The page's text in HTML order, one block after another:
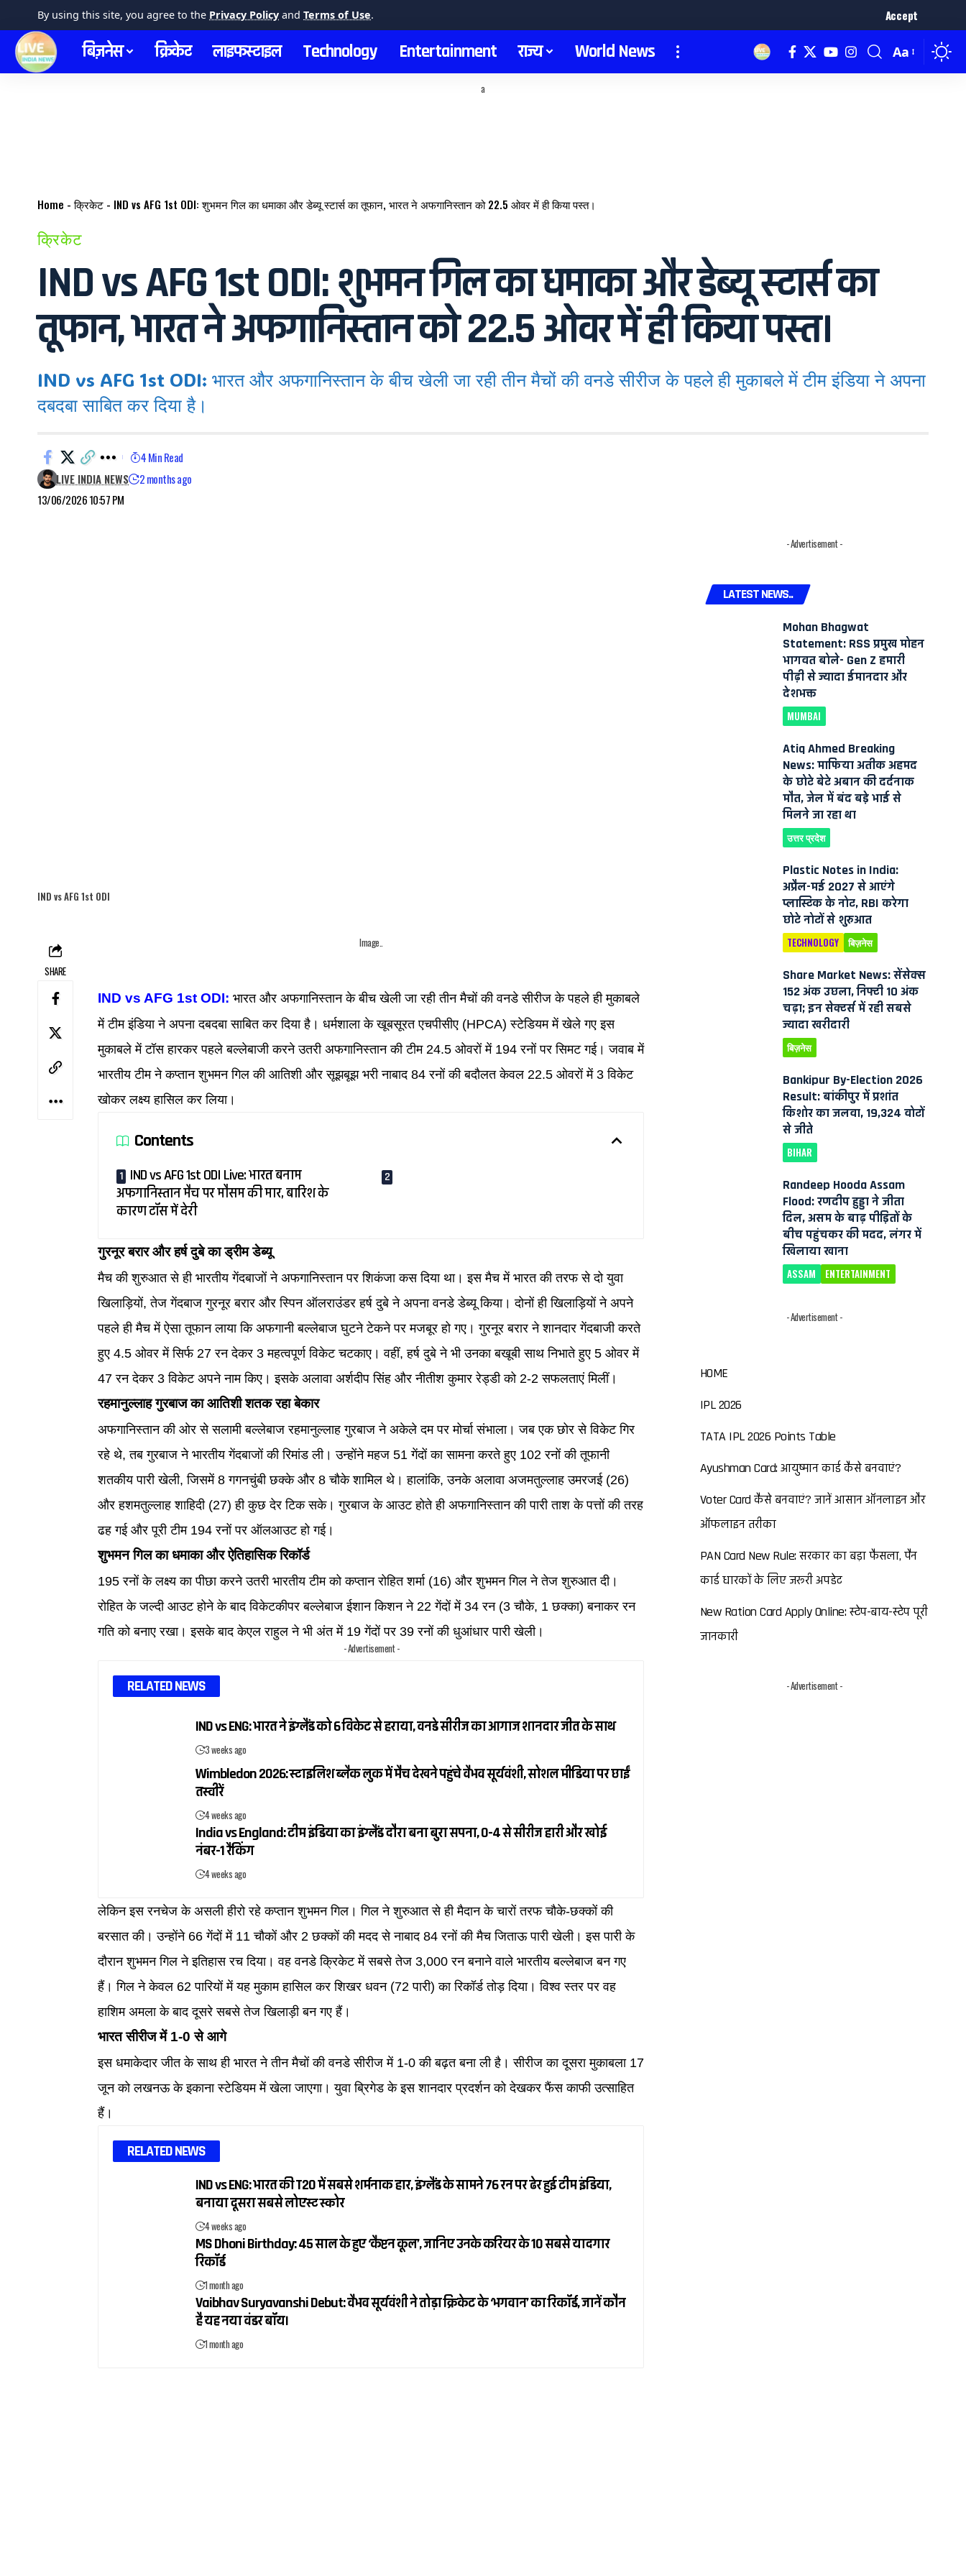
By using this site, you agree to the Privacy Policy and Terms of Use. Accept
बिज़नेस क्रिकेट लाइफस्टाइल Technology Entertainment राज्य World News Aa
a
Home -क्रिकेट - IND vs AFG 1st ODI: शुभमन गिल का धमाका और डेब्यू स्टार्स का तूफान, भारत ने अफगानिस्तान को 22.5 ओवर में ही किया पस्त।
क्रिकेट
IND vs AFG 1st ODI: शुभमन गिल का धमाका और डेब्यू स्टार्स का
तूफान, भारत ने अफगानिस्तान को 22.5 ओवर में ही किया पस्त।
IND vs AFG 1st ODI: भारत और अफगानिस्तान के बीच खेली जा रही तीन मैचों की वनडे सीरीज के पहले ही मुकाबले में टीम इंडिया ने अपना
दबदबा साबित कर दिया है।
13/06/2026 10:57 PM
LIVE INDIA NEWS 2 months ago
4 Min Read
IND vs AFG 1st ODI
SHARE
Image..
IND vs AFG 1st ODI: भारत और अफगानिस्तान के बीच खेली जा रही तीन मैचों की वनडे सीरीज के पहले ही मुकाबले
में टीम इंडिया ने अपना दबदबा साबित कर दिया है। धर्मशाला के खूबसूरत एचपीसीए (HPCA) स्टेडियम में खेले गए इस
मुकाबले में टॉस हारकर पहले बल्लेबाजी करने उतरी अफगानिस्तान की टीम 24.5 ओवरों में 194 रनों पर सिमट गई। जवाब में
भारतीय टीम ने कप्तान शुभमन गिल की आतिशी और सूझबूझ भरी नाबाद 84 रनों की बदौलत केवल 22.5 ओवरों में 3 विकेट
खोकर लक्ष्य हासिल कर लिया।
Contents
IND vs AFG 1st ODI Live: भारत बनाम
अफगानिस्तान मैच पर मौसम की मार, बारिश के
कारण टॉस में देरी
गुरनूर बरार और हर्ष दुबे का ड्रीम डेब्यू
मैच की शुरुआत से ही भारतीय गेंदबाजों ने अफगानिस्तान पर शिकंजा कस दिया था। इस मैच में भारत की तरफ से दो युवा
खिलाड़ियों, तेज गेंदबाज गुरनूर बरार और स्पिन ऑलराउंडर हर्ष दुबे ने अपना वनडे डेब्यू किया। दोनों ही खिलाड़ियों ने अपने
पहले ही मैच में ऐसा तूफान लाया कि अफगानी बल्लेबाज घुटने टेकने पर मजबूर हो गए। गुरनूर बरार ने शानदार गेंदबाजी करते
हुए 4.5 ओवर में सिर्फ 27 रन देकर 3 महत्वपूर्ण विकेट चटकाए। वहीं, हर्ष दुबे ने भी उनका बखूबी साथ निभाते हुए 5 ओवर में
47 रन देकर 3 विकेट अपने नाम किए। इसके अलावा अर्शदीप सिंह और नीतीश कुमार रेड्डी को 2-2 सफलताएं मिलीं।
रहमानुल्लाह गुरबाज का आतिशी शतक रहा बेकार
अफगानिस्तान की ओर से सलामी बल्लेबाज रहमानुल्लाह गुरबाज ने अकेले दम पर मोर्चा संभाला। जब एक छोर से विकेट गिर
रहे थे, तब गुरबाज ने भारतीय गेंदबाजों की रिमांड ली। उन्होंने महज 51 गेंदों का सामना करते हुए 102 रनों की तूफानी
शतकीय पारी खेली, जिसमें 8 गगनचुंबी छक्के और 8 चौके शामिल थे। हालांकि, उनके अलावा अजमतुल्लाह उमरजई (26)
और हशमतुल्लाह शाहिदी (27) ही कुछ देर टिक सके। गुरबाज के आउट होते ही अफगानिस्तान की पारी ताश के पत्तों की तरह
ढह गई और पूरी टीम 194 रनों पर ऑलआउट हो गई।
शुभमन गिल का धमाका और ऐतिहासिक रिकॉर्ड
195 रनों के लक्ष्य का पीछा करने उतरी भारतीय टीम को कप्तान रोहित शर्मा (16) और शुभमन गिल ने तेज शुरुआत दी।
रोहित के जल्दी आउट होने के बाद विकेटकीपर बल्लेबाज ईशान किशन ने 22 गेंदों में 34 रन (3 चौके, 1 छक्का) बनाकर रन
गति को बनाए रखा। इसके बाद केएल राहुल ने भी अंत में 19 गेंदों पर 39 रनों की धुआंधार पारी खेली।
- Advertisement -
RELATED NEWS
IND vs ENG: भारत ने इंग्लैंड को 6 विकेट से हराया, वनडे सीरीज का आगाज शानदार जीत के साथ
3 weeks ago
Wimbledon 2026: स्टाइलिश ब्लैक लुक में मैच देखने पहुंचे वैभव सूर्यवंशी, सोशल मीडिया पर छाईं
तस्वीरें
4 weeks ago
India vs England: टीम इंडिया का इंग्लैंड दौरा बना बुरा सपना, 0-4 से सीरीज हारी और खोई
नंबर-1 रैंकिंग
4 weeks ago
लेकिन इस रनचेज के असली हीरो रहे कप्तान शुभमन गिल। गिल ने शुरुआत से ही मैदान के चारों तरफ चौके-छक्कों की
बरसात की। उन्होंने 66 गेंदों में 11 चौकों और 2 छक्कों की मदद से नाबाद 84 रनों की मैच जिताऊ पारी खेली। इस पारी के
दौरान शुभमन गिल ने इतिहास रच दिया। वह वनडे क्रिकेट में सबसे तेज 3,000 रन बनाने वाले भारतीय बल्लेबाज बन गए
हैं। गिल ने केवल 62 पारियों में यह मुकाम हासिल कर शिखर धवन (72 पारी) का रिकॉर्ड तोड़ दिया। विश्व स्तर पर वह
हाशिम अमला के बाद दूसरे सबसे तेज खिलाड़ी बन गए हैं।
भारत सीरीज में 1-0 से आगे
इस धमाकेदार जीत के साथ ही भारत ने तीन मैचों की वनडे सीरीज में 1-0 की बढ़त बना ली है। सीरीज का दूसरा मुकाबला 17
जून को लखनऊ के इकाना स्टेडियम में खेला जाएगा। युवा ब्रिगेड के इस शानदार प्रदर्शन को देखकर फैंस काफी उत्साहित
हैं।
RELATED NEWS
IND vs ENG: भारत की T20 में सबसे शर्मनाक हार, इंग्लैंड के सामने 76 रन पर ढेर हुई टीम इंडिया,
बनाया दूसरा सबसे लोएस्ट स्कोर
4 weeks ago
MS Dhoni Birthday: 45 साल के हुए ‘कैप्टन कूल’, जानिए उनके करियर के 10 सबसे यादगार
रिकॉर्ड
1 month ago
Vaibhav Suryavanshi Debut: वैभव सूर्यवंशी ने तोड़ा क्रिकेट के ‘भगवान’ का रिकॉर्ड, जानें कौन
है यह नया वंडर बॉय।
1 month ago
- Advertisement -
LATEST NEWS..
Mohan Bhagwat
Statement: RSS प्रमुख मोहन
भागवत बोले- Gen Z हमारी
पीढ़ी से ज्यादा ईमानदार और
देशभक्त
MUMBAI
Atiq Ahmed Breaking
News: माफिया अतीक अहमद
के छोटे बेटे अबान की दर्दनाक
मौत, जेल में बंद बड़े भाई से
मिलने जा रहा था
उत्तर प्रदेश
Plastic Notes in India:
अप्रैल-मई 2027 से आएंगे
प्लास्टिक के नोट, RBI करेगा
छोटे नोटों से शुरुआत
TECHNOLOGY बिज़नेस
Share Market News: सेंसेक्स
152 अंक उछला, निफ्टी 10 अंक
चढ़ा; इन सेक्टर्स में रही सबसे
ज्यादा खरीदारी
बिज़नेस
Bankipur By-Election 2026
Result: बांकीपुर में प्रशांत
किशोर का जलवा, 19,324 वोटों
से जीते
BIHAR
Randeep Hooda Assam
Flood: रणदीप हुड्डा ने जीता
दिल, असम के बाढ़ पीड़ितों के
बीच पहुंचकर की मदद, लंगर में
खिलाया खाना
ASSAM ENTERTAINMENT
- Advertisement -
HOME
IPL 2026
TATA IPL 2026 Points Table
Ayushman Card: आयुष्मान कार्ड कैसे बनवाएं?
Voter Card कैसे बनवाएं? जानें आसान ऑनलाइन और
ऑफलाइन तरीका
PAN Card New Rule: सरकार का बड़ा फैसला, पैन
कार्ड धारकों के लिए जरूरी अपडेट
New Ration Card Apply Online: स्टेप-बाय-स्टेप पूरी
जानकारी
- Advertisement -